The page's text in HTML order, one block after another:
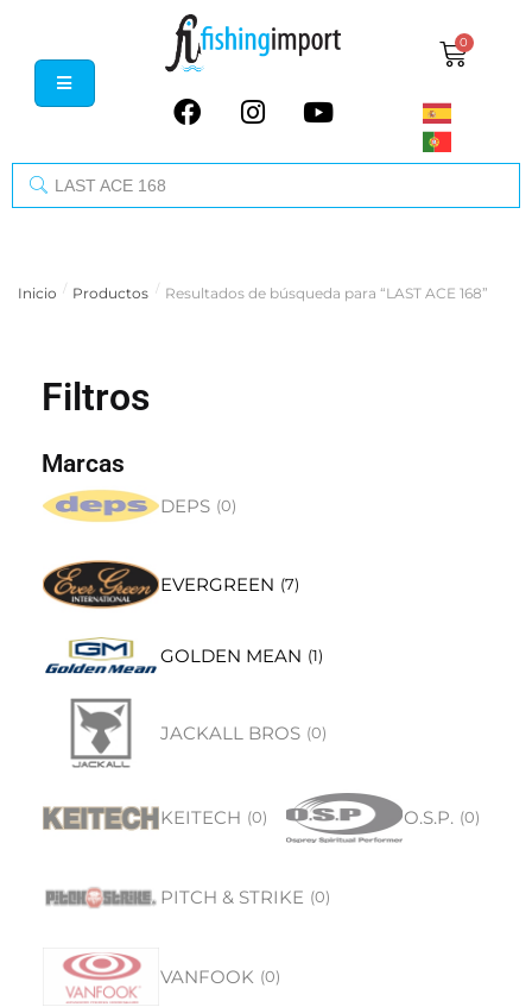
0
Inicio / Productos / Resultados de búsqueda para “LAST ACE 168”
Filtros
Marcas
DEPS (0)
EVERGREEN (7)
GOLDEN MEAN (1)
JACKALL BROS (0)
KEITECH (0) O.S.P. (0)
PITCH & STRIKE (0)
VANFOOK (0)